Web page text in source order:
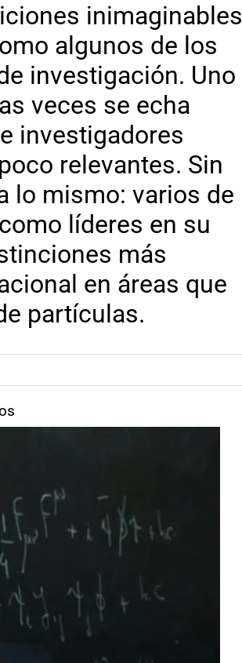
inimaginables
algunos de los
investigación. Uno
veces se echa
investigadores
relevantes. Sin
lo mismo: varios de
líderes en su
más
en áreas que
partículas.